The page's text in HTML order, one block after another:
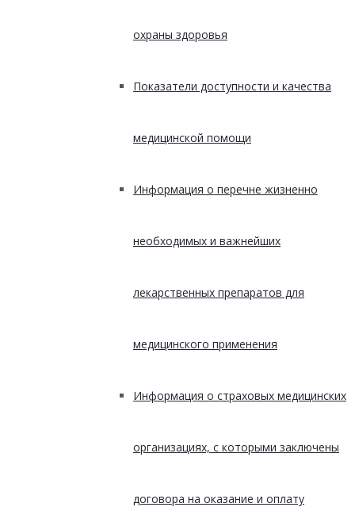
охраны здоровья
Показатели доступности и качества
медицинской помощи
Информация о перечне жизненно
необходимых и важнейших
лекарственных препаратов для
медицинского применения
Информация о страховых медицинских
организациях, с которыми заключены
договора на оказание и оплату